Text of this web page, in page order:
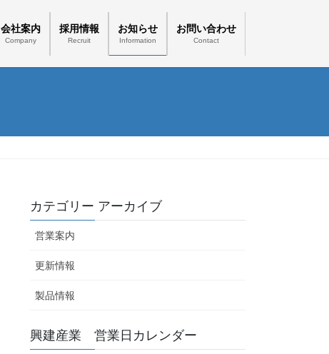
会社案内
Company
採用情報
Recruit
お知らせ
Information
お問い合わせ
Contact
カテゴリー アーカイブ
営業案内
更新情報
製品情報
興建産業 営業日カレンダー